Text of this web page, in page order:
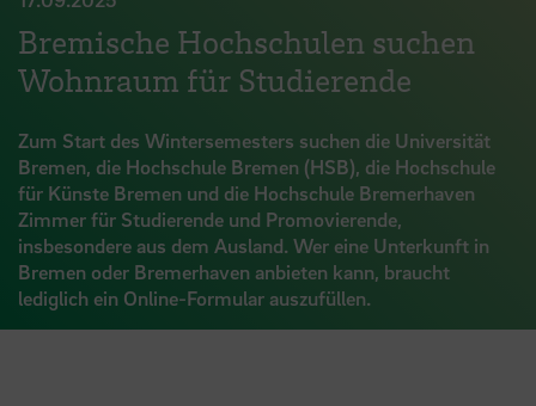
Bremische Hochschulen suchen
Wohnraum für Studierende
Zum Start des Wintersemesters suchen die Universität
Bremen, die Hochschule Bremen (HSB), die Hochschule
für Künste Bremen und die Hochschule Bremerhaven
Zimmer für Studierende und Promovierende,
insbesondere aus dem Ausland. Wer eine Unterkunft in
Bremen oder Bremerhaven anbieten kann, braucht
lediglich ein Online-Formular auszufüllen.